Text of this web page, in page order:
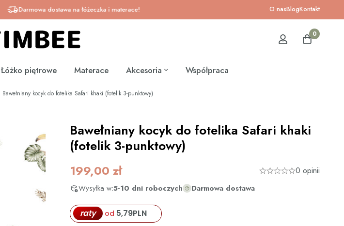
Darmowa dostawa na łóżeczka i materace! O nasBlogKontakt
0
Łóżko piętrowe Materace Akcesoria Współpraca
Bawełniany kocyk do fotelika Safari khaki (fotelik 3-punktowy)
Bawełniany kocyk do fotelika Safari khaki
(fotelik 3-punktowy)
199,00 zł 0 opinii
Wysyłka w:5-10 dni roboczych Darmowa dostawa
raty od 5,79PLN